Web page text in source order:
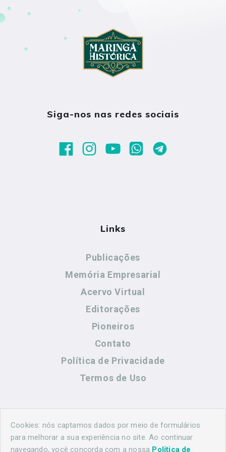
Siga-nos nas redes sociais
Links
Publicações
Memória Empresarial
Acervo Virtual
Editorações
Pioneiros
Contato
Política de Privacidade
Termos de Uso
Contato
Cookies: nós captamos dados por meio de formulários
para melhorar a sua experiência no site. Ao continuar
navegando, você concorda com a nossa Política de